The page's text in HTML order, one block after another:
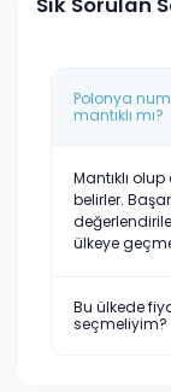
Polonya
mantıklı mı?
Mantıklı
belirler.
ülkeye
Bu ülkede
seçmeliyim?